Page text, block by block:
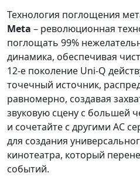
Технология поглощения
Meta – революционная
поглощать 99%
динамика, обеспечивая
12-е поколение Uni-Q
точечный источник,
равномерно, создавая
звуковую сцену с большей
и сочетайте с другими АС
для создания
кинотеатра, который
событий.